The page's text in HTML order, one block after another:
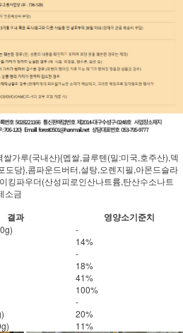
가루(국내산){멥쌀,글루텐(밀:미국,호주산),덱
도당},콤파운드버터,설탕,오렌지필,아몬드슬라
킹파우더(산성피로인산나트륨,탄산수소나트
소금
결과 영양소기준치
-
14%
-
18%
41%
100%
-
20%
11%